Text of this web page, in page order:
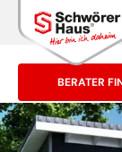
BERATER